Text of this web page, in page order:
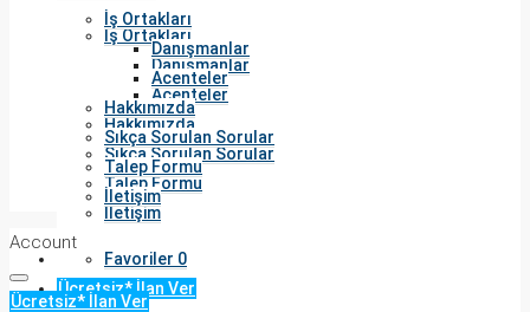
İş Ortakları
Danışmanlar
Acenteler
Hakkımızda
Sıkça Sorulan Sorular
Talep Formu
İletişim
Favoriler 0
Ücretsiz* İlan Ver
İş Ortakları
Danışmanlar
Acenteler
Hakkımızda
Sıkça Sorulan Sorular
Talep Formu
İletişim
Account
Ücretsiz* İlan Ver